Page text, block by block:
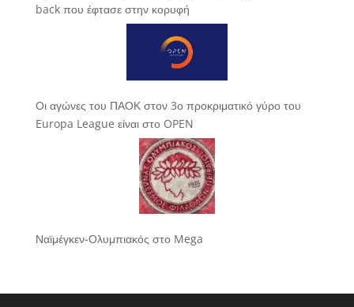
back που έφτασε στην κορυφή
Οι αγώνες του ΠΑΟΚ στον 3ο προκριματικό γύρο του
Europa League είναι στο OPEN
Ναϊμέγκεν-Ολυμπιακός στο Mega